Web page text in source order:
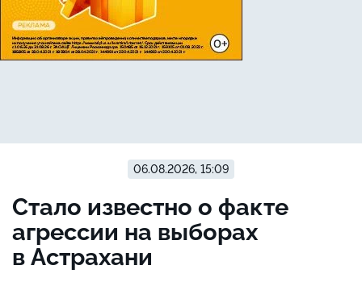
06.08.2026, 15:09
Стало известно о факте
агрессии на выборах
в Астрахани